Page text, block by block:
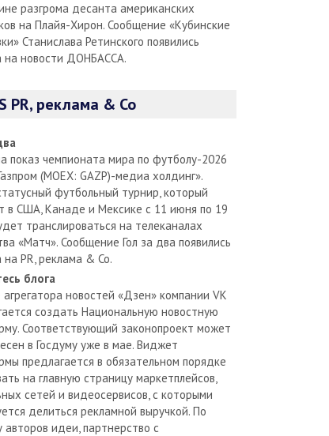
разгрома десанта американских
на Плайя-Хирон. Сообщение «Кубинские
Станислава Ретинского появились
на новости ДОНБАССА.
PR, реклама & Co
показ чемпионата мира по футболу-2026
(MOEX: GAZP)-медиа холдинг».
футбольный турнир, который
в США, Канаде и Мексике с 11 июня по 19
транслироваться на телеканалах
«Матч». Сообщение Гол за два появились
на PR, реклама & Co.
блога
новостей «Дзен» компании VK
создать Национальную новостную
Соответствующий законопроект может
в Госдуму уже в мае. Виджет
предлагается в обязательном порядке
на главную страницу маркетплейсов,
сетей и видеосервисов, с которыми
делиться рекламной выручкой. По
авторов идеи, партнерство с